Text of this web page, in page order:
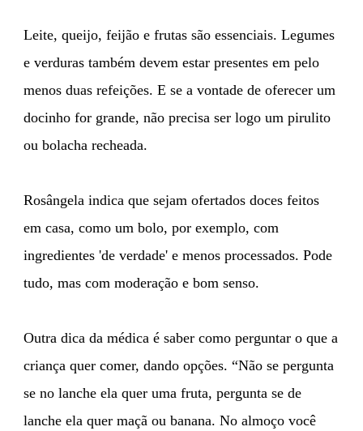
Leite, queijo, feijão e frutas são essenciais. Legumes
e verduras também devem estar presentes em pelo
menos duas refeições. E se a vontade de oferecer um
docinho for grande, não precisa ser logo um pirulito
ou bolacha recheada.
Rosângela indica que sejam ofertados doces feitos
em casa, como um bolo, por exemplo, com
ingredientes 'de verdade' e menos processados. Pode
tudo, mas com moderação e bom senso.
Outra dica da médica é saber como perguntar o que a
criança quer comer, dando opções. “Não se pergunta
se no lanche ela quer uma fruta, pergunta se de
lanche ela quer maçã ou banana. No almoço você